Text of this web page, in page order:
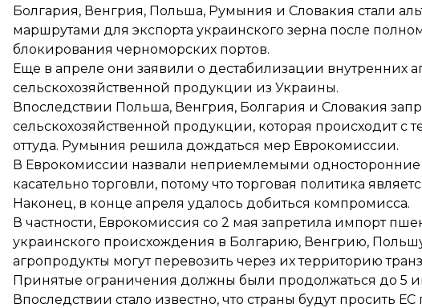
Болгария, Венгрия, Польша, Румыния и Словакия стали
маршрутами для экспорта украинского зерна после
блокирования черноморских портов.
Еще в апреле они заявили о дестабилизации внутренних
сельскохозяйственной продукции из Украины.
Впоследствии Польша, Венгрия, Болгария и Словакия
сельскохозяйственной продукции, которая происходит
оттуда. Румыния решила дождаться мер Еврокомиссии.
В Еврокомиссии назвали неприемлемыми односторонние
касательно торговли, потому что торговая политика
Наконец, в конце апреля удалось добиться компромисса.
В частности, Еврокомиссия со 2 мая запретила импорт
украинского происхождения в Болгарию, Венгрию,
агропродукты могут перевозить через их территорию
Принятые ограничения должны были продолжаться до 5
Впоследствии стало известно, что страны будут просить